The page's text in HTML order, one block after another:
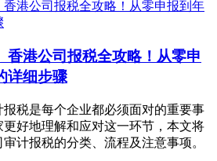
香港公司报税全攻略！从零申
详细步骤
税是每个企业都必须面对的重要事
好地理解和应对这一环节，本文将
计报税的分类、流程及注意事项。